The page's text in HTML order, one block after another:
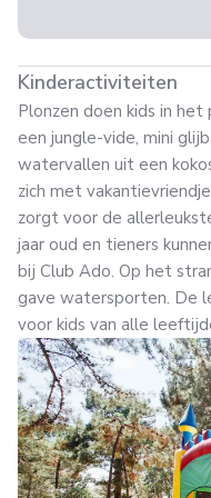
Kinderactiviteiten
Plonzen doen kids in
een jungle-vide, mini
watervallen uit een
zich met
zorgt voor de
jaar oud en tieners
bij Club Ado. Op het
gave watersporten. De
voor kids van alle